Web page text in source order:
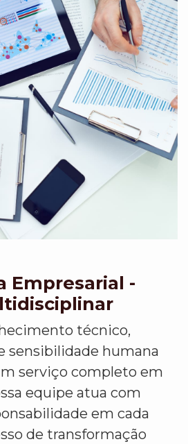
Empresarial -
técnico,
sensibilidade humana
serviço completo em
equipe atua com
em cada
de transformação